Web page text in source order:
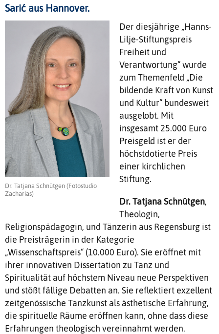
Sarić aus Hannover.
Dr. Tatjana Schnütgen (Fotostudio
Zacharias)
Der diesjährige „Hanns-
Lilje-Stiftungspreis
Freiheit und
Verantwortung“ wurde
zum Themenfeld „Die
bildende Kraft von Kunst
und Kultur“ bundesweit
ausgelobt. Mit
insgesamt 25.000 Euro
Preisgeld ist er der
höchstdotierte Preis
einer kirchlichen
Stiftung.
Dr. Tatjana Schnütgen,
Theologin,
Religionspädagogin, und Tänzerin aus Regensburg ist
die Preisträgerin in der Kategorie
„Wissenschaftspreis“ (10.000 Euro). Sie eröffnet mit
ihrer innovativen Dissertation zu Tanz und
Spiritualität auf höchstem Niveau neue Perspektiven
und stößt fällige Debatten an. Sie reflektiert exzellent
zeitgenössische Tanzkunst als ästhetische Erfahrung,
die spirituelle Räume eröffnen kann, ohne dass diese
Erfahrungen theologisch vereinnahmt werden.